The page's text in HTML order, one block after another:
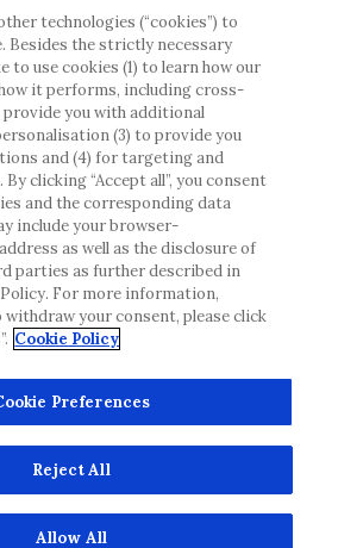
ansvar för information som
uppfyller någon gällande rättslig
registrering eller användning i
landet där du bor.
alltid möjlighet att kvalitetssäkra
kommer att ta bort vilseledande
inlägg i möjligaste mån. Vi har inget
på externa webbplatser som
Kopiering av material från denna
någon annanstans är inte
Webbplatsen säljer
eller produktklagomål. Kontakta
för att rapportera en händelse.
Diabetes Care. Med ensamrätt.
technologies (“cookies”) to
Besides the strictly necessary
to use cookies (1) to learn how our
it performs, including cross-
you with additional
(3) to provide you
and (4) for targeting and
clicking “Accept all”, you consent
and the corresponding data
include your browser-
as well as the disclosure of
parties as further described in
For more information,
your consent, please click
Cookie Policy
Preferences
Reject All
Allow All